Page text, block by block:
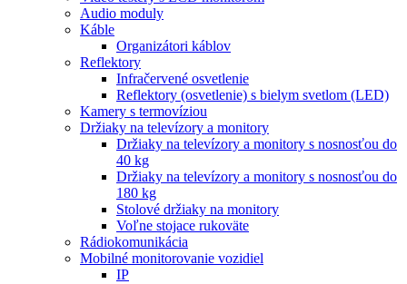
Audio moduly
Káble
Organizátori káblov
Reflektory
Infračervené osvetlenie
Reflektory (osvetlenie) s bielym svetlom (LED)
Kamery s termovíziou
Držiaky na televízory a monitory
Držiaky na televízory a monitory s nosnosťou do
40 kg
Držiaky na televízory a monitory s nosnosťou do
180 kg
Stolové držiaky na monitory
Voľne stojace rukoväte
Rádiokomunikácia
Mobilné monitorovanie vozidiel
IP